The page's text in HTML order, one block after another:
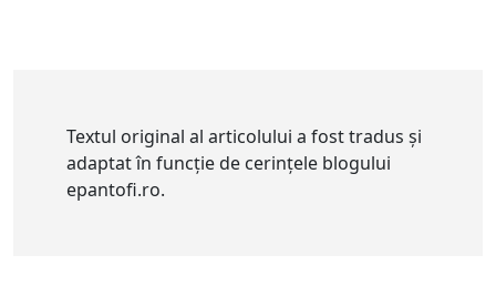
Textul original al articolului a fost tradus și
adaptat în funcție de cerințele blogului
epantofi.ro.